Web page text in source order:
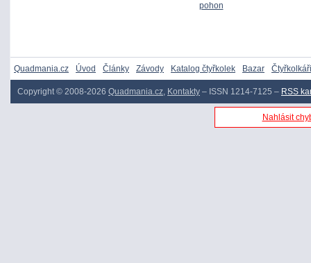
pohon
Quadmania.cz Úvod Články Závody Katalog čtyřkolek Bazar Čtyřkolkáři
Copyright © 2008-2026 Quadmania.cz, Kontakty – ISSN 1214-7125 – RSS
Nahlásit